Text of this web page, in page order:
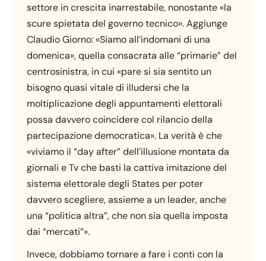
settore in crescita inarrestabile, nonostante «la
scure spietata del governo tecnico». Aggiunge
Claudio Giorno: «Siamo all’indomani di una
domenica», quella consacrata alle “primarie” del
centrosinistra, in cui «pare si sia sentito un
bisogno quasi vitale di illudersi che la
moltiplicazione degli appuntamenti elettorali
possa davvero coincidere col rilancio della
partecipazione democratica». La verità è che
«viviamo il “day after” dell’illusione montata da
giornali e Tv che basti la cattiva imitazione del
sistema elettorale degli States per poter
davvero scegliere, assieme a un leader, anche
una “politica altra”, che non sia quella imposta
dai “mercati”».
Invece, dobbiamo tornare a fare i conti con la